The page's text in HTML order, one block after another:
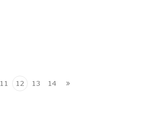
11 12 13 14